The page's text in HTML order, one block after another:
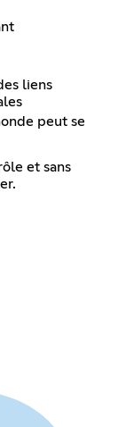
liens
peut se
et sans